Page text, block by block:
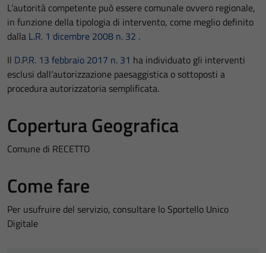
L’autorità competente può essere comunale ovvero regionale,
in funzione della tipologia di intervento, come meglio definito
dalla L.R. 1 dicembre 2008 n. 32 .
Il D.P.R. 13 febbraio 2017 n. 31 ha individuato gli interventi
esclusi dall’autorizzazione paesaggistica o sottoposti a
procedura autorizzatoria semplificata.
Copertura Geografica
Comune di RECETTO
Come fare
Per usufruire del servizio, consultare lo Sportello Unico
Digitale